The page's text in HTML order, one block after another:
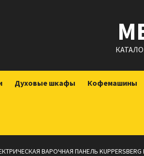
Духовые шкафы Кофемашины
ВАРОЧНАЯ ПАНЕЛЬ KUPPERSBERG